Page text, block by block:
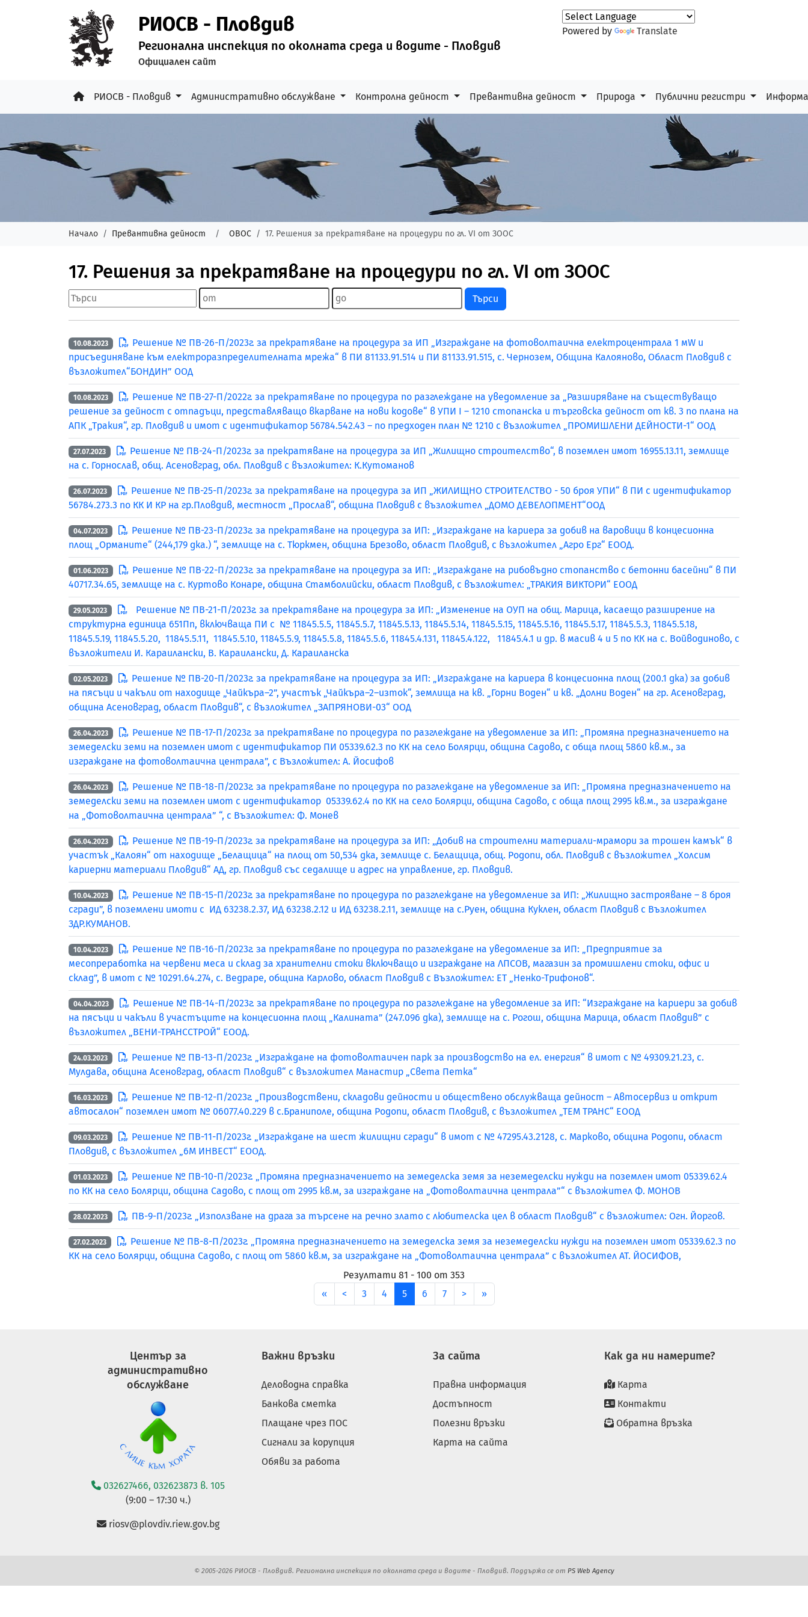
Powered by Translate
РИОСВ - Пловдив
Регионална инспекция по околната среда и водите - Пловдив
Официален сайт
РИОСВ - Пловдив Административно обслужване Контролна дейност Превантивна дейност Природа Публични регистри
Начало Превантивна дейност ОВОС 17. Решения за прекратяване на процедури по гл. VI от ЗООС
17. Решения за прекратяване на процедури по гл. VI от ЗООС
Търси
10.08.2023
Решение № ПВ-26-П/2023г. за прекратяване на процедура за ИП „Изграждане на фотоволтаична електроцентрала 1 мW и
присъединяване към електроразпределителната мрежа“ в ПИ 81133.91.514 и ПИ 81133.91.515, с. Чернозем, Община Калояново, Област Пловдив с
възложител“БОНДИН” ООД
10.08.2023
Решение № ПВ-27-П/2022г. за прекратяване по процедура по разглеждане на уведомление за „Разширяване на съществуващо
решение за дейност с отпадъци, представляващо вкарване на нови кодове“ в УПИ I – 1210 стопанска и търговска дейност от кв. 3 по плана на
АПК „Тракия“, гр. Пловдив и имот с идентификатор 56784.542.43 – по предходен план № 1210 с възложител „ПРОМИШЛЕНИ ДЕЙНОСТИ-1“ ООД
27.07.2023
Решение № ПВ-24-П/2023г. за прекратяване на процедура за ИП „Жилищно строителство“, в поземлен имот 16955.13.11, землище
на с. Горнослав, общ. Асеновград, обл. Пловдив с възложител: К.Кутоманов
26.07.2023
Решение № ПВ-25-П/2023г. за прекратяване на процедура за ИП „ЖИЛИЩНО СТРОИТЕЛСТВО - 50 броя УПИ“ в ПИ с идентификатор
56784.273.3 по КК И КР на гр.Пловдив, местност „Прослав“, община Пловдив с възложител „ДОМО ДЕВЕЛОПМЕНТ“ООД
04.07.2023
Решение № ПВ-23-П/2023г. за прекратяване на процедура за ИП: „Изграждане на кариера за добив на варовици в концесионна
площ „Орманите“ (244,179 дка.) “, землище на с. Тюркмен, община Брезово, област Пловдив, с възложител „Агро Ерг“ ЕООД.
01.06.2023
Решение № ПВ-22-П/2023г. за прекратяване на процедура за ИП: „Изграждане на рибовъдно стопанство с бетонни басейни“ в ПИ
40717.34.65, землище на с. Куртово Конаре, община Стамболийски, област Пловдив, с възложител: „ТРАКИЯ ВИКТОРИ“ ЕООД
29.05.2023
Решение № ПВ-21-П/2023г. за прекратяване на процедура за ИП: „Изменение на ОУП на общ. Марица, касаещо разширение на
структурна единица 651Пп, включваща ПИ с № 11845.5.5, 11845.5.7, 11845.5.13, 11845.5.14, 11845.5.15, 11845.5.16, 11845.5.17, 11845.5.3, 11845.5.18,
11845.5.19, 11845.5.20, 11845.5.11, 11845.5.10, 11845.5.9, 11845.5.8, 11845.5.6, 11845.4.131, 11845.4.122, 11845.4.1 и др. в масив 4 и 5 по КК на с. Войводиново, с
възложители И. Караилански, В. Караилански, Д. Караиланска
02.05.2023
Решение № ПВ-20-П/2023г. за прекратяване на процедура за ИП: „Изграждане на кариера в концесионна площ (200.1 дка) за добив
на пясъци и чакъли от находище „Чайкъра–2”, участък „Чайкъра–2–изток“, землища на кв. „Горни Воден“ и кв. „Долни Воден“ на гр. Асеновград,
община Асеновград, област Пловдив“, с възложител „ЗАПРЯНОВИ-03“ ООД
26.04.2023
Решение № ПВ-17-П/2023г. за прекратяване по процедура по разглеждане на уведомление за ИП: „Промяна предназначението на
земеделски земи на поземлен имот с идентификатор ПИ 05339.62.3 по КК на село Болярци, община Садово, с обща площ 5860 кв.м., за
изграждане на фотоволтаична централа”, с Възложител: А. Йосифов
26.04.2023
Решение № ПВ-18-П/2023г. за прекратяване по процедура по разглеждане на уведомление за ИП: „Промяна предназначението на
земеделски земи на поземлен имот с идентификатор 05339.62.4 по КК на село Болярци, община Садово, с обща площ 2995 кв.м., за изграждане
на „Фотоволтаична централа” “, с Възложител: Ф. Монев
26.04.2023
Решение № ПВ-19-П/2023г. за прекратяване на процедура за ИП: „Добив на строителни материали-мрамори за трошен камък“ в
участък „Калоян“ от находище „Белащица“ на площ от 50,534 дка, землище с. Белащица, общ. Родопи, обл. Пловдив с възложител „Холсим
кариерни материали Пловдив“ АД, гр. Пловдив със седалище и адрес на управление, гр. Пловдив.
10.04.2023
Решение № ПВ-15-П/2023г. за прекратяване по процедура по разглеждане на уведомление за ИП: „Жилищно застрояване – 8 броя
сгради”, в поземлени имоти с ИД 63238.2.37, ИД 63238.2.12 и ИД 63238.2.11, землище на с.Руен, община Куклен, област Пловдив с Възложител
ЗДР.КУМАНОВ.
10.04.2023
Решение № ПВ-16-П/2023г. за прекратяване по процедура по разглеждане на уведомление за ИП: „Предприятие за
месопреработка на червени меса и склад за хранителни стоки включващо и изграждане на ЛПСОВ, магазин за промишлени стоки, офис и
склад”, в имот с № 10291.64.274, с. Ведраре, община Карлово, област Пловдив с Възложител: ЕТ „Ненко-Трифонов“.
04.04.2023
Решение № ПВ-14-П/2023г. за прекратяване по процедура по разглеждане на уведомление за ИП: “Изграждане на кариери за добив
на пясъци и чакъли в участъците на концесионна площ „Калината” (247.096 дка), землище на с. Рогош, община Марица, област Пловдив” с
възложител „ВЕНИ-ТРАНССТРОЙ“ ЕООД.
24.03.2023
Решение № ПВ-13-П/2023г. „Изграждане на фотоволтаичен парк за производство на ел. енергия“ в имот с № 49309.21.23, с.
Мулдава, община Асеновград, област Пловдив“ с възложител Манастир „Света Петка“
16.03.2023
Решение № ПВ-12-П/2023г. „Производствени, складови дейности и обществено обслужваща дейност – Автосервиз и открит
автосалон“ поземлен имот № 06077.40.229 в с.Браниполе, община Родопи, област Пловдив, с възложител „ТЕМ ТРАНС“ ЕООД
09.03.2023
Решение № ПВ-11-П/2023г. „Изграждане на шест жилищни сгради“ в имот с № 47295.43.2128, с. Марково, община Родопи, област
Пловдив, с възложител „6М ИНВЕСТ“ ЕООД.
01.03.2023
Решение № ПВ-10-П/2023г. „Промяна предназначението на земеделска земя за неземеделски нужди на поземлен имот 05339.62.4
по КК на село Болярци, община Садово, с площ от 2995 кв.м, за изграждане на „Фотоволтаична централа”“ с възложител Ф. МОНОВ
28.02.2023 ПВ-9-П/2023г. „Използване на драга за търсене на речно злато с любителска цел в област Пловдив“ с възложител: Огн. Йоргов.
27.02.2023
Решение № ПВ-8-П/2023г. „Промяна предназначението на земеделска земя за неземеделски нужди на поземлен имот 05339.62.3 по
КК на село Болярци, община Садово, с площ от 5860 кв.м, за изграждане на „Фотоволтаична централа” с възложител АТ. ЙОСИФОВ,
Резултати 81 - 100 от 353
«първа
<пред
3 4 5 6 7 >след
»последена
Център за
административно
обслужване
032627466, 032623873 в. 105
(9:00 – 17:30 ч.)
riosv@plovdiv.riew.gov.bg
Важни връзки
Деловодна справка
Банкова сметка
Плащане чрез ПОС
Сигнали за корупция
Обяви за работа
За сайта
Правна информация
Достъпност
Полезни връзки
Карта на сайта
Как да ни намерите?
Карта
Контакти
Обратна връзка
© 2005-2026 РИОСВ - Пловдив. Регионална инспекция по околната среда и водите - Пловдив. Поддържа се от PS Web Agency